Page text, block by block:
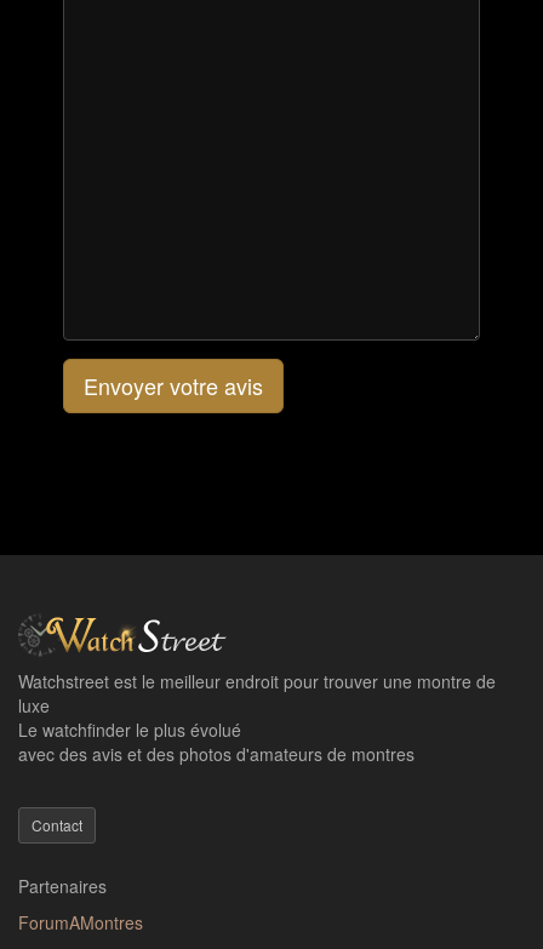
Envoyer votre avis
Watchstreet est le meilleur endroit pour trouver une montre de
luxe
Le watchfinder le plus évolué
avec des avis et des photos d'amateurs de montres
Contact
Partenaires
ForumAMontres